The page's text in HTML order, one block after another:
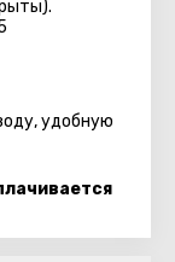
удобную